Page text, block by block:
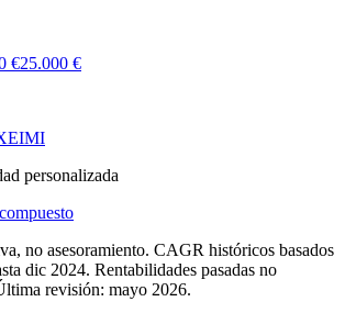
€25.000 €
EIMI
personalizada
no asesoramiento. CAGR históricos basados
dic 2024. Rentabilidades pasadas no
revisión: mayo 2026.